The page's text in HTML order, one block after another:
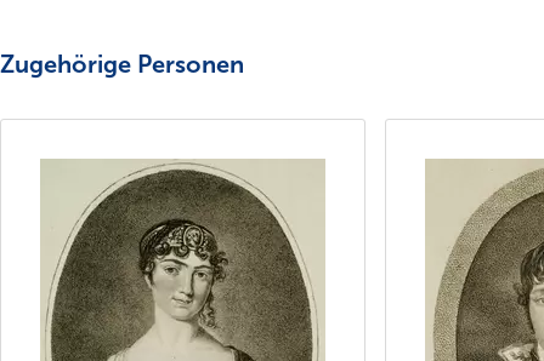
Zugehörige Personen